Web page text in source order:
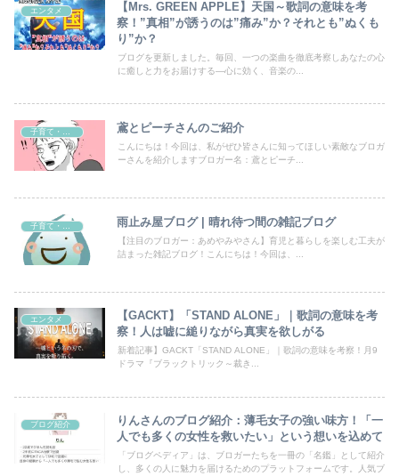
エンタメ
【Mrs. GREEN APPLE】天国～歌詞の意味を考
察！”真相”が誘うのは”痛み”か？それとも”ぬくも
り”か？
ブログを更新しました。毎回、一つの楽曲を徹底考察しあなたの心
に癒しと力をお届けする―心に効く、音楽の...
子育て・育児 鳶とピーチさんのご紹介
こんにちは！今回は、私がぜひ皆さんに知ってほしい素敵なブロガ
ーさんを紹介しますブロガー名：鳶とピーチ...
雨止み屋ブログ | 晴れ待つ間の雑記ブログ
【注目のブロガー：あめやみやさん】育児と暮らしを楽しむ工夫が
詰まった雑記ブログ！こんにちは！今回は、...
エンタメ
【GACKT】「STAND ALONE」｜歌詞の意味を考
察！人は嘘に縋りながら真実を欲しがる
新着記事】GACKT「STAND ALONE」｜歌詞の意味を考察！月9
ドラマ『ブラックトリック～裁き...
ブログ紹介
りんさんのブログ紹介：薄毛女子の強い味方！「一
人でも多くの女性を救いたい」という想いを込めて
「ブログペディア」は、ブロガーたちを一冊の「名鑑」として紹介
し、多くの人に魅力を届けるためのプラットフォームです。人気ブ